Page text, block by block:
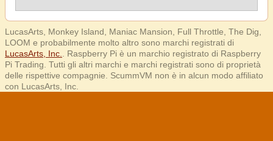
LucasArts, Monkey Island, Maniac Mansion, Full Throttle, The Dig,
LOOM e probabilmente molto altro sono marchi registrati di
LucasArts, Inc.
. Raspberry Pi è un marchio registrato di Raspberry
Pi Trading. Tutti gli altri marchi e marchi registrati sono di proprietà
delle rispettive compagnie. ScummVM non è in alcun modo affiliato
con LucasArts, Inc.